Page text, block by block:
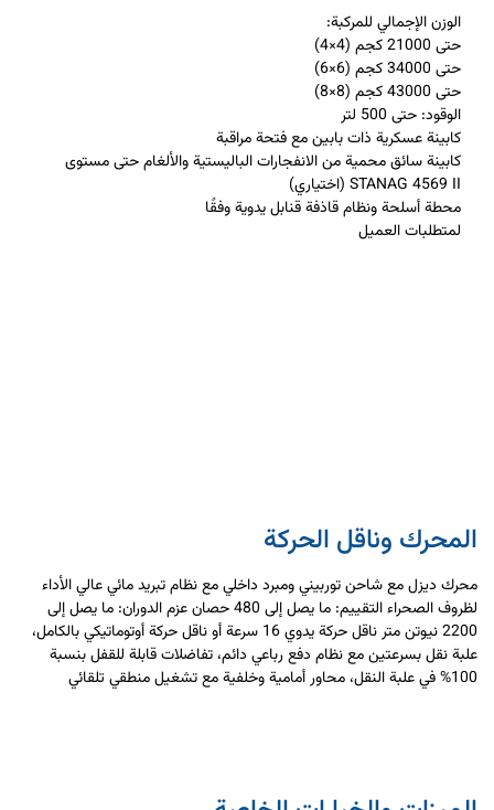
الوزن الإجمالي للمركبة:
حتى 21000 كجم (4×4)
حتى 34000 كجم (6×6)
حتى 43000 كجم (8×8)
الوقود: حتى 500 لتر
كابينة عسكرية ذات بابين مع فتحة مراقبة
كابينة سائق محمية من الانفجارات الباليستية والألغام حتى مستوى
STANAG 4569 II (اختياري)
محطة أسلحة ونظام قاذفة قنابل يدوية وفقًا
لمتطلبات العميل
المحرك وناقل الحركة
محرك ديزل مع شاحن توربيني ومبرد داخلي مع نظام تبريد مائي عالي الأداء
لظروف الصحراء التقييم: ما يصل إلى 480 حصان عزم الدوران: ما يصل إلى
2200 نيوتن متر ناقل حركة يدوي 16 سرعة أو ناقل حركة أوتوماتيكي بالكامل،
علبة نقل بسرعتين مع نظام دفع رباعي دائم، تفاضلات قابلة للقفل بنسبة
100% في علبة النقل، محاور أمامية وخلفية مع تشغيل منطقي تلقائي